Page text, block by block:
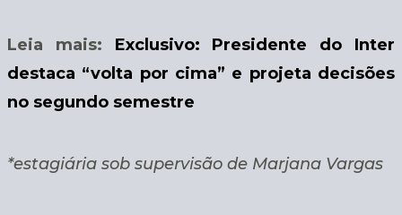
Leia mais: Exclusivo: Presidente do Inter
destaca “volta por cima” e projeta decisões
no segundo semestre
*estagiária sob supervisão de Marjana Vargas